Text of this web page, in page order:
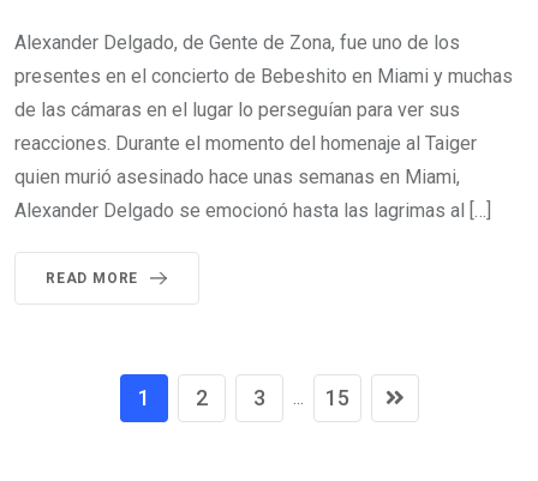
Alexander Delgado, de Gente de Zona, fue uno de los
presentes en el concierto de Bebeshito en Miami y muchas
de las cámaras en el lugar lo perseguían para ver sus
reacciones. Durante el momento del homenaje al Taiger
quien murió asesinado hace unas semanas en Miami,
Alexander Delgado se emocionó hasta las lagrimas al […]
READ MORE
1 2 3 15